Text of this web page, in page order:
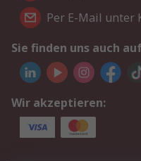
Per E-Mail unter
Sie finden uns auch
Wir akzeptieren: